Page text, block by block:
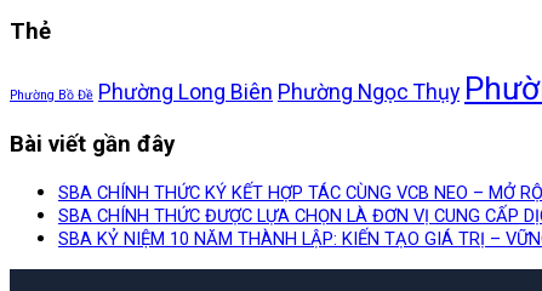
Thẻ
Phường Bồ Đề Phường Long Biên Phường Ngọc Thụy
Bài viết gần đây
SBA CHÍNH THỨC KÝ KẾT HỢP TÁC CÙNG VCB NEO – MỞ
SBA CHÍNH THỨC ĐƯỢC LỰA CHỌN LÀ ĐƠN VỊ CUNG CẤP
SBA KỶ NIỆM 10 NĂM THÀNH LẬP: KIẾN TẠO GIÁ TRỊ –